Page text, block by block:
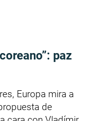
paz
Europa mira a
de